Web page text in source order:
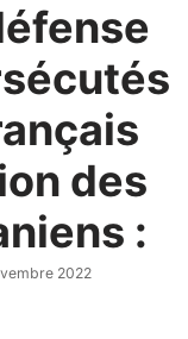
des
:
2022